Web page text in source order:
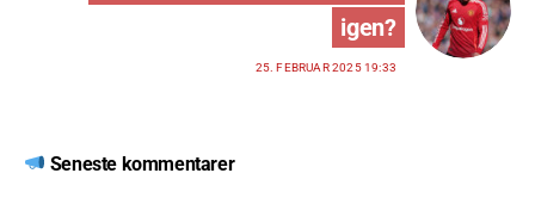
igen?
25. FEBRUAR 2025 19:33
Seneste kommentarer